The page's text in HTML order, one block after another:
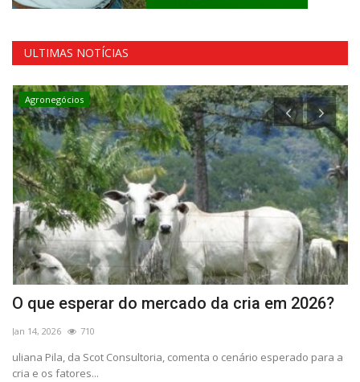
ULTIMAS NOTÍCIAS
Agronegócios
O que esperar do mercado da cria em 2026?
Jan 14, 2026 710
uliana Pila, da Scot Consultoria, comenta o cenário esperado para a
cria e os fatores...